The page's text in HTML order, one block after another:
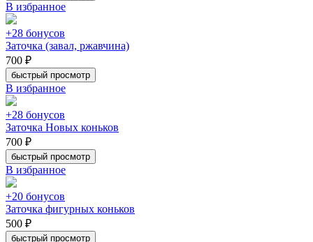
В избранное
+28 бонусов
Заточка (завал, ржавчина)
700 ₽
быстрый просмотр
В избранное
+28 бонусов
Заточка Новых коньков
700 ₽
быстрый просмотр
В избранное
+20 бонусов
Заточка фигурных коньков
500 ₽
быстрый просмотр